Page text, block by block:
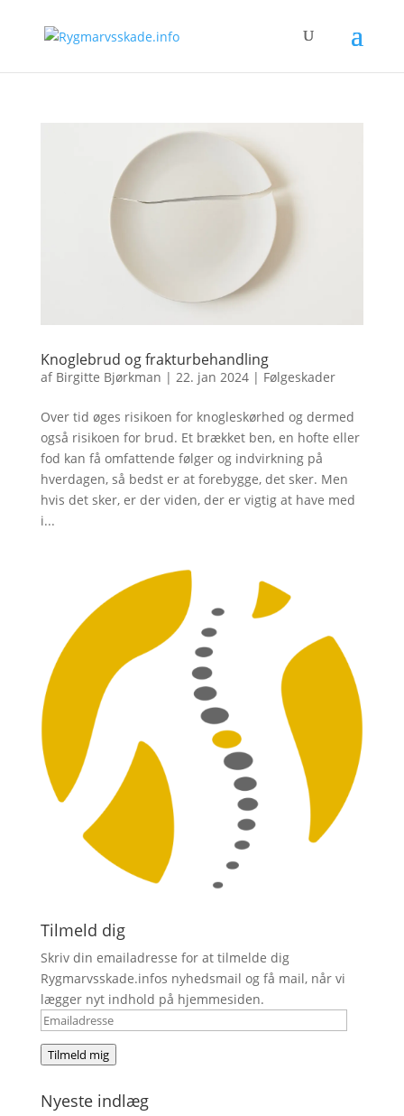
Knoglebrud og frakturbehandling
af Birgitte Bjørkman | 22. jan 2024| Følgeskader
Over tid øges risikoen for knogleskørhed og dermed
også risikoen for brud. Et brækket ben, en hofte eller
fod kan få omfattende følger og indvirkning på
hverdagen, så bedst er at forebygge, det sker. Men
hvis det sker, er der viden, der er vigtig at have med
i...
Tilmeld dig
Skriv din emailadresse for at tilmelde dig
Rygmarvsskade.infos nyhedsmail og få mail, når vi
lægger nyt indhold på hjemmesiden.
Emailadresse
Tilmeld mig
Nyeste indlæg